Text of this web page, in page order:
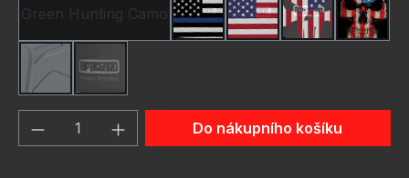
Green Hunting Camo
Thin Blue Line Flag
USA Flag New
Us Flag Skull
Us
grey schwarz
Množství produktu: Zadejte
Do nákupního košíku